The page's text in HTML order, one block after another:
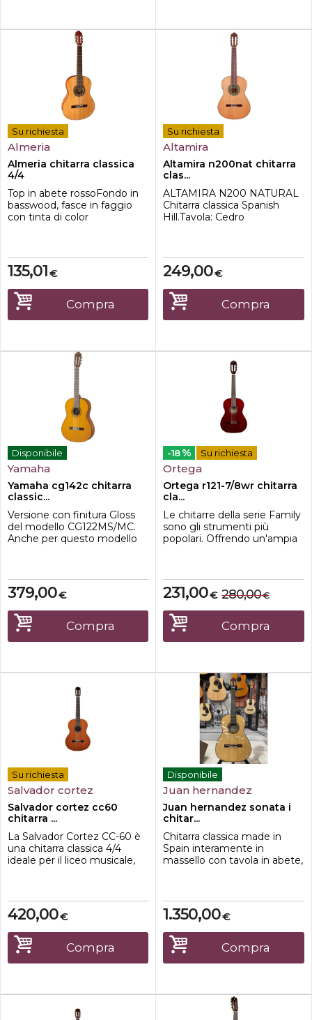
Su richiesta
Almeria
Almeria chitarra classica
4/4
Top in abete rossoFondo in
basswood, fasce in faggio
con tinta di color
top con binding
neroMeccaniche orig. Van
Gent nickel-plated
€
135,01
Compra
Su richiesta
Altamira
Altamira n200nat chitarra
clas...
ALTAMIRA N200 NATURAL
Chitarra classica Spanish
Hill.Tavola: Cedro
legno sul fondo)Binding:
Palissandro indianoManico:
Mogano africanoTastiera:
Palissandro
indianoMeccaniche
cromateCapotasto in osso
€
249,00
Compra
Disponibile
Yamaha
Yamaha cg142c chitarra
classic...
Versione con finitura Gloss
del modello CG122MS/MC.
Anche per questo modello
suonabilità.Yamaha CG
ShapeTop cedro rosso
occidentale solidoFondo e
fasce in NatoManico in
NatoTastiera in palissandro
€
379,00
Compra
-18 % Su richiesta
Ortega
Ortega r121-7/8wr chitarra
cla...
Le chitarre della serie Family
sono gli strumenti più
popolari. Offrendo un'ampia
questa serie è perfetta per
chitarristi di tutte le età e
livelli di abilità. La qualità della
costruzione e l'attenzione ai
dettag...
€
231,00 €
280,00
Compra
Su richiesta
Salvador cortez
Salvador cortez cc60
chitarra ...
La Salvador Cortez CC-60 è
una chitarra classica 4/4
ideale per il liceo musicale,
Leccellente fattura e la
selezione dei materiali
danno vita ad uno
strumento molto sonoro e
dai toni profondi e caldi. Sarà
diff...
€
420,00
Compra
Disponibile
Juan hernandez
Juan hernandez sonata i
chitar...
Chitarra classica made in
Spain interamente in
massello con tavola in abete,
€
1.350,00
Compra